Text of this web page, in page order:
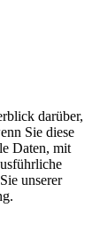
darüber,
Sie diese
Daten, mit
unserer